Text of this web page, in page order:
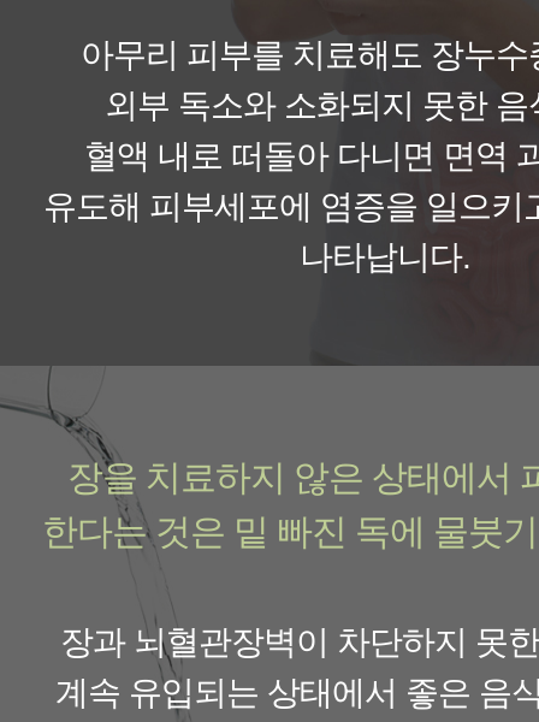
아무리 피부를 치료해도 장누
외부 독소와 소화되지 못한 음
혈액 내로 떠돌아 다니면 면역
유도해 피부세포에 염증을 일으키
나타납니다.
장을 치료하지 않은 상태에서
한다는 것은 밑 빠진 독에 물붓
장과 뇌혈관장벽이 차단하지 못
계속 유입되는 상태에서 좋은 음